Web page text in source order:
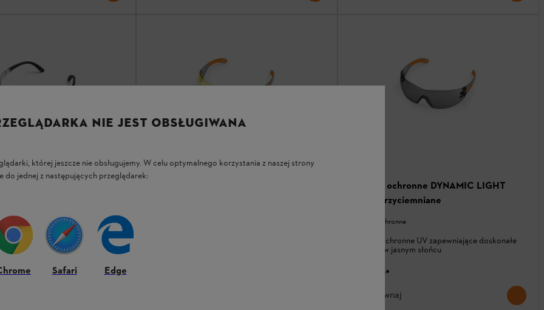
UV zapewniające doskonałą
świetle
Okulary ochronne DYNAMIC LIGHT
PLUS, przyciemniane
Okulary ochronne
Okulary ochronne UV zapewniające doskonałe
widzenie w jasnym słońcu
85,00 zł*
Porównaj
NIE JEST OBSŁUGIWANA
której jeszcze nie obsługujemy. W celu optymalnego korzystania z naszej strony
do jednej z następujących przeglądarek:
Safari Edge